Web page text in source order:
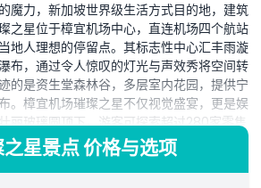
魔力，新加坡世界级生活方式目的地，建筑
之星位于樟宜机场中心，直连机场四个航站
地人理想的停留点。其标志性中心汇丰雨漩
布，通过令人惊叹的灯光与声效秀将空间转
的是资生堂森林谷，多层室内花园，提供宁
。樟宜机场璀璨之星不仅视觉盛宴，更是娱
丽玻璃圆顶下，游客可探索超过280家零售
的树冠公园、空中网、镜迷宫，或在众多休
转机、购物还是观光，樟宜机场璀璨之星新
验。寻求新加坡顶级景点的访客必到此地。
星景点 价格与选项